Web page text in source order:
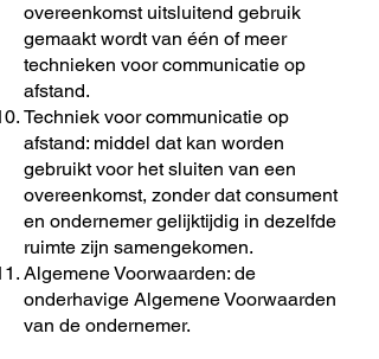
overeenkomst uitsluitend gebruik
gemaakt wordt van één of meer
technieken voor communicatie op
afstand.
Techniek voor communicatie op
afstand: middel dat kan worden
gebruikt voor het sluiten van een
overeenkomst, zonder dat consument
en ondernemer gelijktijdig in dezelfde
ruimte zijn samengekomen.
Algemene Voorwaarden: de
onderhavige Algemene Voorwaarden
van de ondernemer.